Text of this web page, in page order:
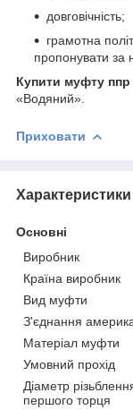
довговічність;
грамотна
пропонувати за
Купити муфту ппр
«Водяний».
Приховати
Характеристики
Основні
Виробник
Країна виробник
Вид муфти
З'єднання
Матеріал муфти
Умовний прохід
Діаметр
першого торця